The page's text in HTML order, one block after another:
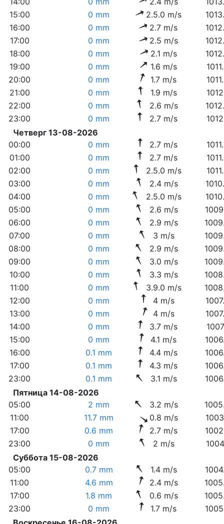
15:00
0 mm 2.5.0 m/s
16:00
0 mm 2.7 m/s
17:00
0 mm 2.5 m/s
18:00
0 mm 2.1 m/s
19:00
0 mm 1.6 m/s
20:00
0 mm 1.7 m/s
21:00
0 mm 1.9 m/s
22:00
0 mm 2.6 m/s
23:00
0 mm 2.7 m/s
Четверг 13-08-2026
00:00
0 mm 2.7 m/s
01:00
0 mm 2.7 m/s
02:00
0 mm 2.5.0 m/s
03:00
0 mm 2.4 m/s
04:00
0 mm 2.5.0 m/s
05:00
0 mm 2.6 m/s
06:00
0 mm 2.9 m/s
07:00
0 mm 3 m/s
08:00
0 mm 2.9 m/s
09:00
0 mm 3.0 m/s
10:00
0 mm 3.3 m/s
11:00
0 mm 3.9.0 m/s
12:00
0 mm 4 m/s
13:00
0 mm 4 m/s
14:00
0 mm 3.7 m/s
15:00
0 mm 4.1 m/s
16:00
0.1 mm 4.4 m/s
17:00
0.1 mm 4.3 m/s
23:00
0.1 mm 3.1 m/s
Пятница 14-08-2026
05:00
2 mm 3.2 m/s
11:00
11.7 mm 0.8 m/s
17:00
0.6 mm 2.7 m/s
23:00
0 mm 2 m/s
Суббота 15-08-2026
05:00
0.7 mm 1.4 m/s
11:00
4.6 mm 2.4 m/s
17:00
1.8 mm 0.6 m/s
23:00
0 mm 1.7 m/s